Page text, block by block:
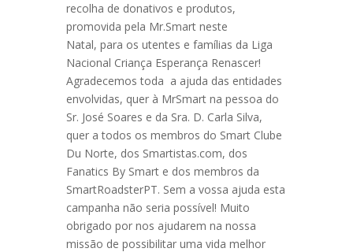
recolha de donativos e produtos,
promovida pela Mr.Smart neste
Natal, para os utentes e famílias da Liga
Nacional Criança Esperança Renascer!
Agradecemos toda a ajuda das entidades
envolvidas, quer à MrSmart na pessoa do
Sr. José Soares e da Sra. D. Carla Silva,
quer a todos os membros do Smart Clube
Du Norte, dos Smartistas.com, dos
Fanatics By Smart e dos membros da
SmartRoadsterPT. Sem a vossa ajuda esta
campanha não seria possível! Muito
obrigado por nos ajudarem na nossa
missão de possibilitar uma vida melhor